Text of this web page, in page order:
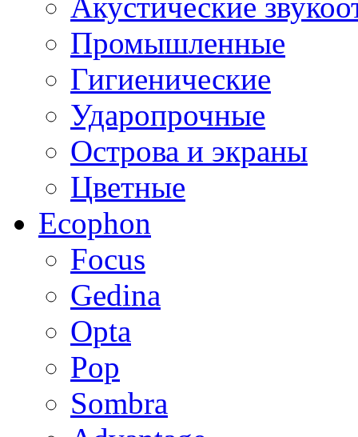
Промышленные
Гигиенические
Ударопрочные
Острова и экраны
Цветные
Ecophon
Focus
Gedina
Opta
Pop
Sombra